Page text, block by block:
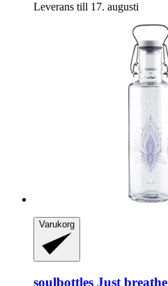
Leverans till 17. augusti
Varukorg
soulbottles Just breathe